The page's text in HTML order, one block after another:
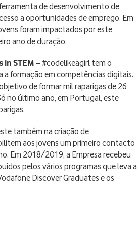
de desenvolvimento de
a oportunidades de emprego. Em
foram impactados por este
ano de duração.
in STEM – #codelikeagirl tem o
formação em competências digitais.
de formar mil raparigas de 26
no último ano, em Portugal, este
também na criação de
aos jovens um primeiro contacto
Em 2018/2019, a Empresa recebeu
pelos vários programas que leva a
Discover Graduates e os